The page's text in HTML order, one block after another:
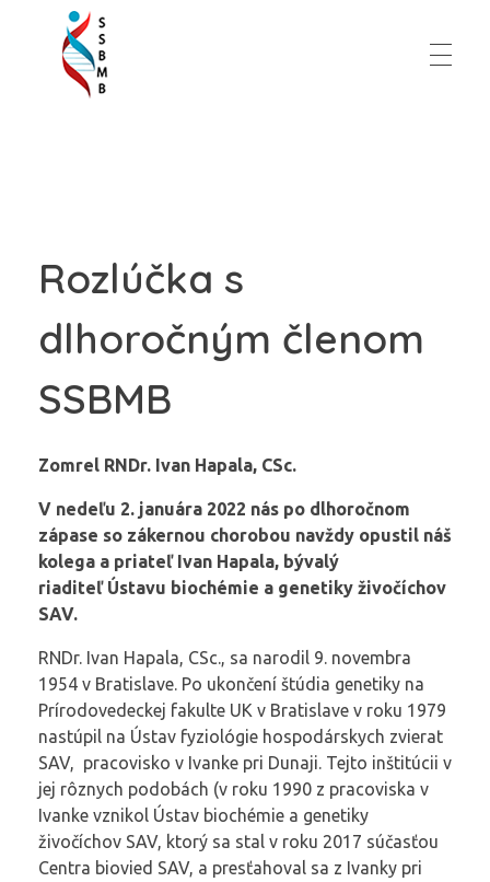
Slovenská spoločnosť pre biochémiu a molekulárnu biológiu
Rozlúčka s
dlhoročným členom
SSBMB
Zomrel RNDr. Ivan Hapala, CSc.
V nedeľu 2. januára 2022 nás po dlhoročnom
zápase so zákernou chorobou navždy opustil náš
kolega a priateľ Ivan Hapala, bývalý
riaditeľ Ústavu biochémie a genetiky živočíchov
SAV.
RNDr. Ivan Hapala, CSc., sa narodil 9. novembra
1954 v Bratislave. Po ukončení štúdia genetiky na
Prírodovedeckej fakulte UK v Bratislave v roku 1979
nastúpil na Ústav fyziológie hospodárskych zvierat
SAV, pracovisko v Ivanke pri Dunaji. Tejto inštitúcii v
jej rôznych podobách (v roku 1990 z pracoviska v
Ivanke vznikol Ústav biochémie a genetiky
živočíchov SAV, ktorý sa stal v roku 2017 súčasťou
Centra biovied SAV, a presťahoval sa z Ivanky pri